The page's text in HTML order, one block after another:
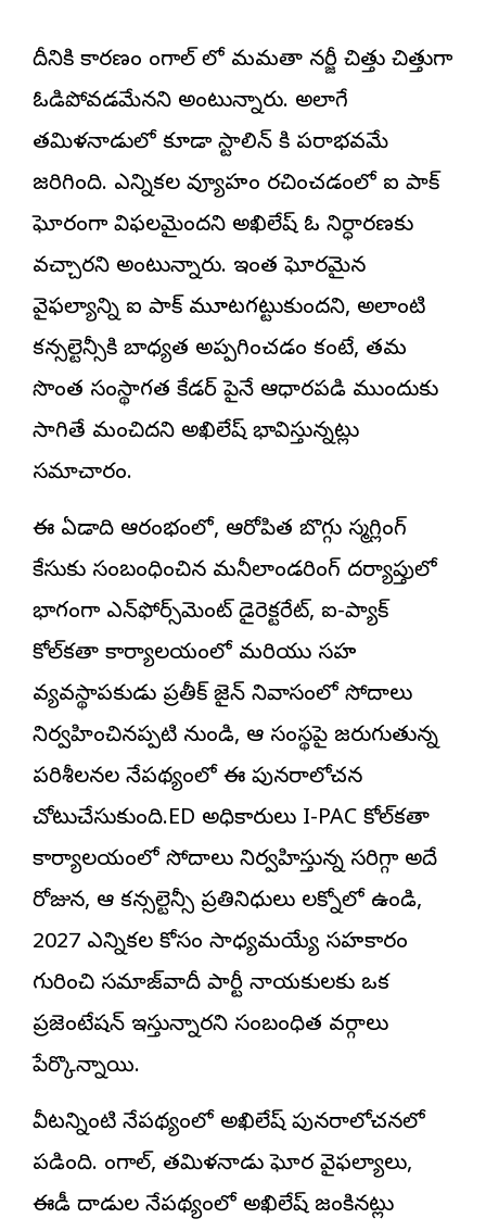
దీనికి కారణం బెంగాల్ లో మమతా బెనర్జీ చిత్తు చిత్తుగా
ఓడిపోవడమేనని అంటున్నారు. అలాగే
తమిళనాడులో కూడా స్టాలిన్ కి పరాభవమే
జరిగింది. ఎన్నికల వ్యూహం రచించడంలో ఐ పాక్
ఘోరంగా విఫలమైందని అఖిలేష్ ఓ నిర్ధారణకు
వచ్చారని అంటున్నారు. ఇంత ఘోరమైన
వైఫల్యాన్ని ఐ పాక్ మూటగట్టుకుందని, అలాంటి
కన్సల్టెన్సీకి బాధ్యత అప్పగించడం కంటే, తమ
సొంత సంస్థాగత కేడర్ పైనే ఆధారపడి ముందుకు
సాగితే మంచిదని అఖిలేష్ భావిస్తున్నట్లు
సమాచారం.
ఈ ఏడాది ఆరంభంలో, ఆరోపిత బొగ్గు స్మగ్లింగ్
కేసుకు సంబంధించిన మనీలాండరింగ్ దర్యాప్తులో
భాగంగా ఎన్‌ఫోర్స్‌మెంట్ డైరెక్టరేట్, ఐ-ప్యాక్
కోల్‌కతా కార్యాలయంలో మరియు సహ
వ్యవస్థాపకుడు ప్రతీక్ జైన్ నివాసంలో సోదాలు
నిర్వహించినప్పటి నుండి, ఆ సంస్థపై జరుగుతున్న
పరిశీలనల నేపథ్యంలో ఈ పునరాలోచన
చోటుచేసుకుంది.ED అధికారులు I-PAC కోల్‌కతా
కార్యాలయంలో సోదాలు నిర్వహిస్తున్న సరిగ్గా అదే
రోజున, ఆ కన్సల్టెన్సీ ప్రతినిధులు లక్నోలో ఉండి,
2027 ఎన్నికల కోసం సాధ్యమయ్యే సహకారం
గురించి సమాజ్‌వాదీ పార్టీ నాయకులకు ఒక
ప్రజెంటేషన్ ఇస్తున్నారని సంబంధిత వర్గాలు
పేర్కొన్నాయి.
వీటన్నింటి నేపథ్యంలో అఖిలేష్ పునరాలోచనలో
పడింది. బెంగాల్, తమిళనాడు ఘోర వైఫల్యాలు,
ఈడీ దాడుల నేపథ్యంలో అఖిలేష్ జంకినట్లు